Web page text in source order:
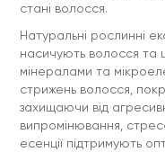
стані волосся.
Натуральні рослинні
насичують волосся та
мінералами та
стрижень волосся,
захищаючи від
випромінювання,
есенції підтримують